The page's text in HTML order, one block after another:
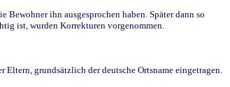
ihn ausgesprochen haben. Später dann so
ist, wurden Korrekturen vorgenommen.
grundsätzlich der deutsche Ortsname eingetragen.